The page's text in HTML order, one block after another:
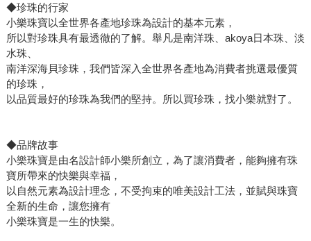
◆珍珠的行家
小樂珠寶以全世界各產地珍珠為設計的基本元素，
所以對珍珠具有最透徹的了解。舉凡是南洋珠、akoya日本珠、淡
水珠、
南洋深海貝珍珠，我們皆深入全世界各產地為消費者挑選最優質
的珍珠，
以品質最好的珍珠為我們的堅持。所以買珍珠，找小樂就對了。
◆品牌故事
小樂珠寶是由名設計師小樂所創立，為了讓消費者，能夠擁有珠
寶所帶來的快樂與幸福，
以自然元素為設計理念，不受拘束的唯美設計工法，並賦與珠寶
全新的生命，讓您擁有
小樂珠寶是一生的快樂。